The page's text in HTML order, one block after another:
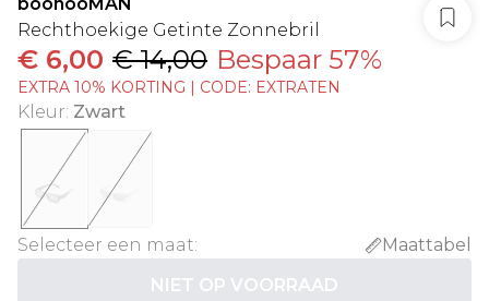
Rechthoekige Getinte Zonnebril
€ 6,00 € 14,00 Bespaar 57%
EXTRA 10% KORTING | CODE: EXTRATEN
Kleur: Zwart
Selecteer een maat:
Maattabel
NIET OP VOORRAAD